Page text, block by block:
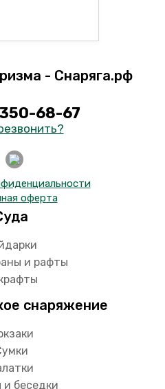
68-67
оферта
и рафты
снаряжение
беседки